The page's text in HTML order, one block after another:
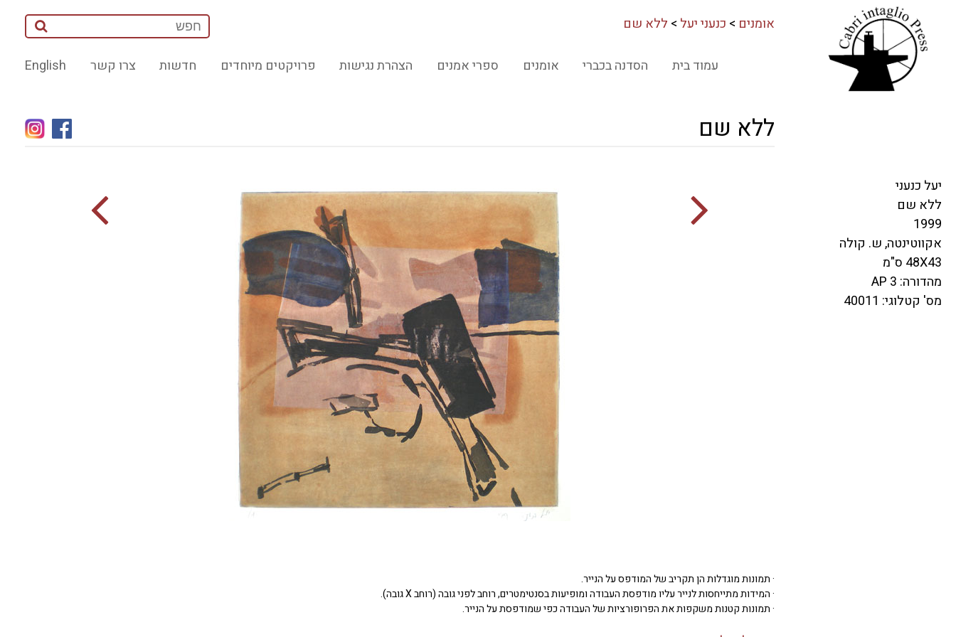
אומנים > כנעני יעל > ללא שם
English צרו קשר חדשות פרויקטים מיוחדים הצהרת נגישות ספרי אמנים אומנים הסדנה בכברי עמוד בית
ללא שם
· תמונות מוגדלות הן תקריב של המודפס על הנייר.
· המידות מתייחסות לנייר עליו מודפסת העבודה ומופיעות בסנטימטרים, רוחב לפני גובה (רוחב X גובה).
· תמונות קטנות משקפות את הפרופורציות של העבודה כפי שמודפסת על הנייר.
יעל כנעני
ללא שם
1999
אקווטינטה, ש. קולה
48X43 ס"מ
מהדורה: 3 AP
מס' קטלוגי: 40011